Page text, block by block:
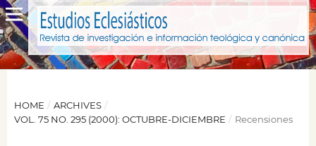
HOME / ARCHIVES /
VOL. 75 NO. 295 (2000): OCTUBRE-DICIEMBRE / Recensiones